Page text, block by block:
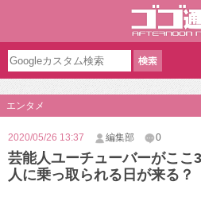
エンタメ
2020/05/26 13:37 編集部 0
芸能人ユーチューバーがこ
人に乗っ取られる日が来る？